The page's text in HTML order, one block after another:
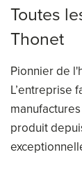
Toutes
Thonet
Pionnier de
L’entreprise
produit